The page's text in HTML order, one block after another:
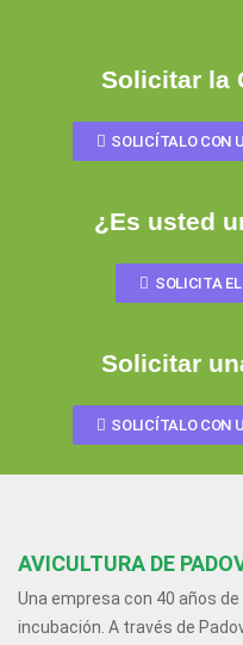
Solicitar la
SOLICÍTALO CON
¿Es usted
SOLICITA
Solicitar
SOLICÍTALO CON
AVICULTURA DE
Una empresa con 40 años
incubación. A través de